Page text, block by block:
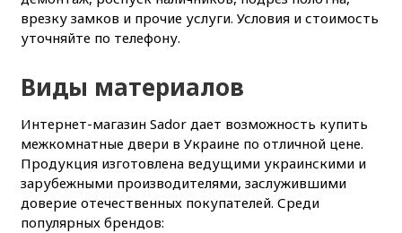
врезку замков и прочие услуги. Условия и стоимость
уточняйте по телефону.
Виды материалов
Интернет-магазин Sador дает возможность купить
межкомнатные двери в Украине по отличной цене.
Продукция изготовлена ведущими украинскими и
зарубежными производителями, заслужившими
доверие отечественных покупателей. Среди
популярных брендов: